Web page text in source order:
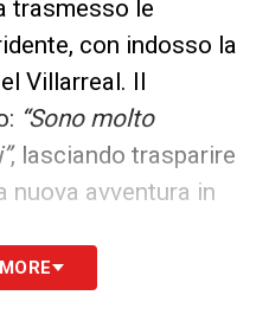
trasmesso le
con indosso la
Villarreal. Il
“Sono molto
, lasciando trasparire
nuova avventura in
Napoli-Villarreal